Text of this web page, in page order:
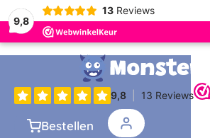
9,8
13 Reviews
Bestellen